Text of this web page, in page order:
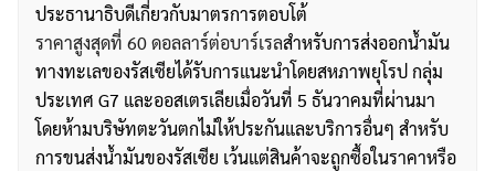
ประธานาธิบดีเกี่ยวกับมาตรการตอบโต้
ราคาสูงสุดที่ 60 ดอลลาร์ต่อบาร์เรลสำหรับการส่งออกน้ำมัน
ทางทะเลของรัสเซียได้รับการแนะนำโดยสหภาพยุโรป กลุ่ม
ประเทศ G7 และออสเตรเลียเมื่อวันที่ 5 ธันวาคมที่ผ่านมา
โดยห้ามบริษัทตะวันตกไม่ให้ประกันและบริการอื่นๆ สำหรับ
การขนส่งน้ำมันของรัสเซีย เว้นแต่สินค้าจะถูกซื้อในราคาหรือ